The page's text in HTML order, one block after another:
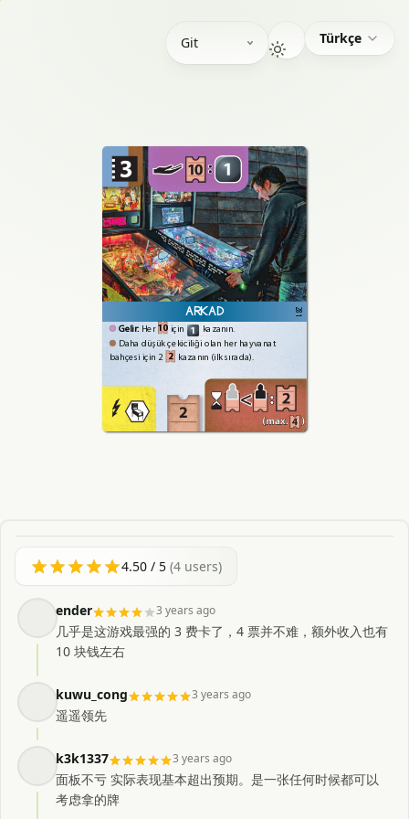
Git Türkçe
281
ARKAD
Gelir: Her 10 için 1
kazanın.
Daha düşük çekiciliği olan her hayvanat
bahçesi için 2 2 kazanın (ilk sırada).
4.50 / 5 (4 users)
ender 3 years ago
几乎是这游戏最强的 3 费卡了，4 票并不难，额外收入也有
10 块钱左右
kuwu_cong 3 years ago
遥遥领先
k3k1337 3 years ago
面板不亏 实际表现基本超出预期。是一张任何时候都可以
考虑拿的牌